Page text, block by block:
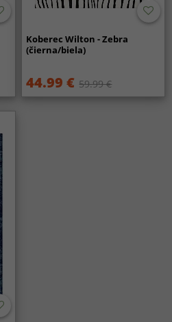
Koberec Wilton - Zebra
(čierna/biela)
44.99 € 59.99 €